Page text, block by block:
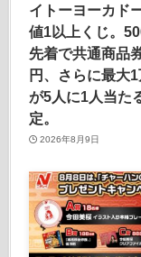
イトーヨーカド
値1以上くじ。
先着で共通商品
円、さらに最大
が5人に1人当た
定。
2026年8月9日